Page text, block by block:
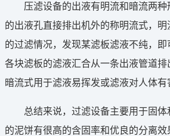
压滤设备的出液有明流和暗流两种
的出液孔直接排出机外的称明流式，
的过滤情况，发现某滤板滤液不纯，
各块滤板的滤液汇合从一条出液管道排
暗流式用于滤液易挥发或滤液对人体有
总结来说，过滤设备主要用于固体
的泥饼有很高的含固率和优良的分离效